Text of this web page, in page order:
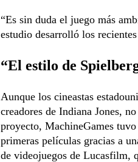
“Es sin duda el juego más
estudio desarrolló los
“El estilo de
Aunque los cineastas
creadores de Indiana Jones,
proyecto, MachineGames
primeras películas gracias a
de videojuegos de Lucasfilm,